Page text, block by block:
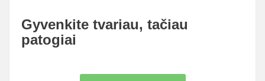
Gyvenkite tvariau, tačiau
patogiai